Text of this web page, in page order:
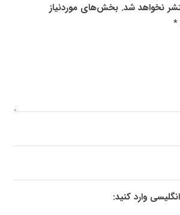
نخواهد شد. بخش‌های موردنیاز
*
وارد کنید: